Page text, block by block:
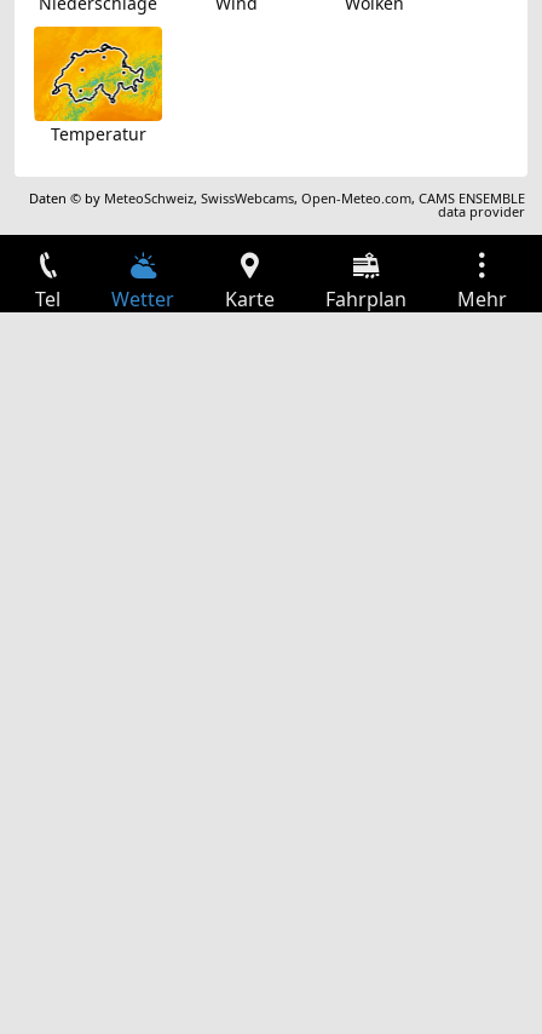
Temperatur
Daten © by MeteoSchweiz,SwissWebcams,Open-Meteo.com,CAMS ENSEMBLE
data provider
Tel Wetter Karte Fahrplan Mehr